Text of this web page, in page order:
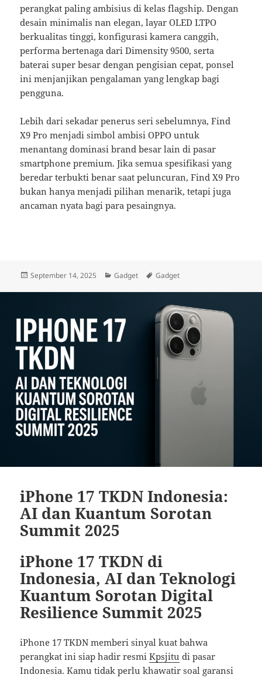
perangkat paling ambisius di kelas flagship. Dengan
desain minimalis nan elegan, layar OLED LTPO
berkualitas tinggi, konfigurasi kamera canggih,
performa bertenaga dari Dimensity 9500, serta
baterai super besar dengan pengisian cepat, ponsel
ini menjanjikan pengalaman yang lengkap bagi
pengguna.
Lebih dari sekadar penerus seri sebelumnya, Find
X9 Pro menjadi simbol ambisi OPPO untuk
menantang dominasi brand besar lain di pasar
smartphone premium. Jika semua spesifikasi yang
beredar terbukti benar saat peluncuran, Find X9 Pro
bukan hanya menjadi pilihan menarik, tetapi juga
ancaman nyata bagi para pesaingnya.
Posted
September 14, 2025 Categories
Gadget Tags
Gadget
iPhone 17 TKDN Indonesia:
AI dan Kuantum Sorotan
Summit 2025
iPhone 17 TKDN di
Indonesia, AI dan Teknologi
Kuantum Sorotan Digital
Resilience Summit 2025
iPhone 17 TKDN memberi sinyal kuat bahwa
perangkat ini siap hadir resmiKpsjitu di pasar
Indonesia. Kamu tidak perlu khawatir soal garansi